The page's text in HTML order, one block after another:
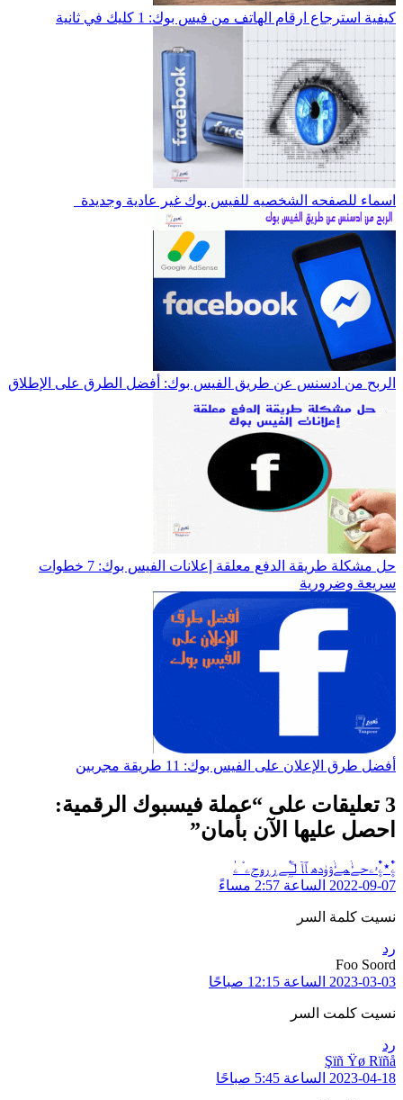
كيفية استرجاع ارقام الهاتف من فيس بوك: 1 كليك في ثانية
اسماء للصفحه الشخصيه للفيس بوك غير عادية وجديدة
الربح من ادسنس عن طريق الفيس بوك: أفضل الطرق على الإطلاق
حل مشكلة طريقة الدفع معلقة إعلانات الفيس بوك: 7 خطوات
سريعة وضرورية
أفضل طرق الإعلان على الفيس بوك: 11 طريقة مجربين
3 تعليقات على “عملة فيسبوك الرقمية:
احصل عليها الآن بأمان”
ۦٰٰ۪۫۫۬٭ۦٰٰ۪۫۫۬ۥۦﺣﮱٰۛﻤﮱٰۛﯢﯛدﮪ ﭑﺂ ﻟﹻۧﹻٰ۫ﮯڕڕۄﺡۦﹾ ۦٰٰيقول:
2022-09-07 الساعة 2:57 مساءً
نسيت كلمة السر
رد
Foo Soordيقول:
2023-03-03 الساعة 12:15 صباحًا
نسيت كلمت السر
رد
Şïñ Ÿø Rïñå
2023-04-18 الساعة 5:45 صباحًا